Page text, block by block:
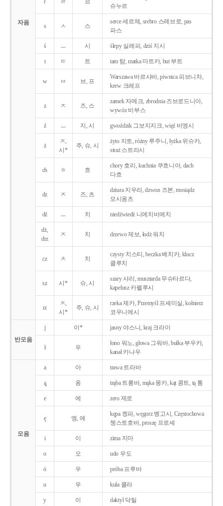
자음
r ㄹ 르
슈누르
s ㅅ 스
serce 세르체, srebro 스레브로, pas
파스
ś ㅡ 시 ślepy 실레피, dziś 지시
t ㅌ 트 tam 탐, matka 마트카, but 부트
w ㅂ 브, 프
Warszawa 바르샤바, piwnica 피브니차,
krew 크레프
z ㅈ 즈, 스
zamek 자메크, zbrodnia 즈브로드니아,
wywóz 비부스
ź ㅡ 지, 시 gwoździk 그보지지크, więź 비엥시
ż
ㅈ,
시*
주, 슈, 시
żyto 지토, różny 루주니, łyżka 위슈카,
straż 스트라시
ch ㅎ 흐
chory 호리, kuchnia 쿠흐니아, dach
다흐
dz ㅈ 즈, 츠
dziura 지우라, dzwon 즈본, mosiądz
모시옹츠
dź ㅡ 치 niedźwiedź 니에치비에치
dż,
drz
ㅈ 치 drzewo 제보, łodż 워치
cz ㅊ 치
czysty 치스티, beczka 베치카, klucz
클루치
sz 시* 슈, 시
szary 샤리, musztarda 무슈타르다,
kapelusz 카펠루시
rz
ㅈ,
시*
주, 슈, 시
rzeka 제카, Przemyśl 프셰미실, kołnierz
코우니에시
반모음
j 이* jasny 야스니, kraj 크라이
ł 우
łono 워노, głowa 그워바, bułka 부우카,
kanał 카나우
모음
a 아 trawa 트라바
ą̨ 옹 trąba 트롱바, mąka 몽카, kąt 콩트, tą 통
e 에 zero 제로
ę 엥, 에
kępa 켕파, węgorz 벵고시, Częstochowa
쳉스토호바, proszę 프로셰
i 이 zima 지마
o 오 udo 우도
ó 우 próba 프루바
u 우 kula 쿨라
y 이 daktyl 닥틸